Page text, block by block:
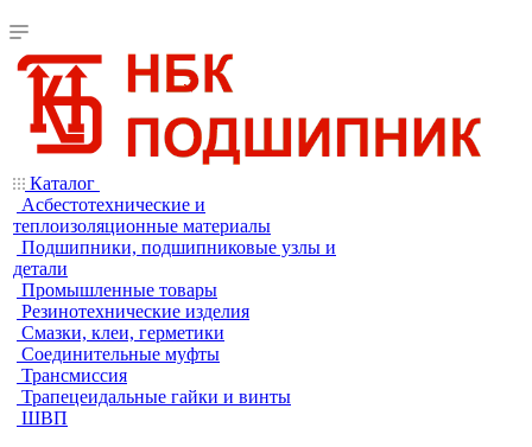
Каталог
Асбестотехнические и
теплоизоляционные материалы
Подшипники, подшипниковые узлы и
детали
Промышленные товары
Резинотехнические изделия
Смазки, клеи, герметики
Соединительные муфты
Трансмиссия
Трапецеидальные гайки и винты
ШВП